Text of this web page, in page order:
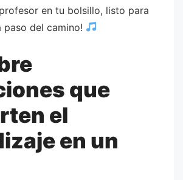
en tu bolsillo, listo para
del camino!
que
el
en un